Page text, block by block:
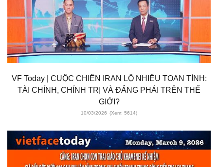
VF Today | CUỘC CHIẾN IRAN LỘ NHIỀU TOAN TÍNH:
TÀI CHÍNH, CHÍNH TRỊ VÀ ĐẢNG PHÁI TRÊN THẾ
GIỚI?
10/03/2026 (Xem: 5614)